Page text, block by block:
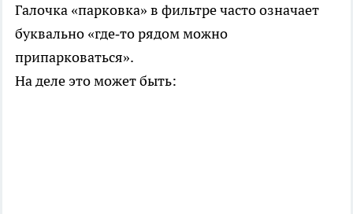
Галочка «парковка» в фильтре часто означает
буквально «где‑то рядом можно
припарковаться».
На деле это может быть: